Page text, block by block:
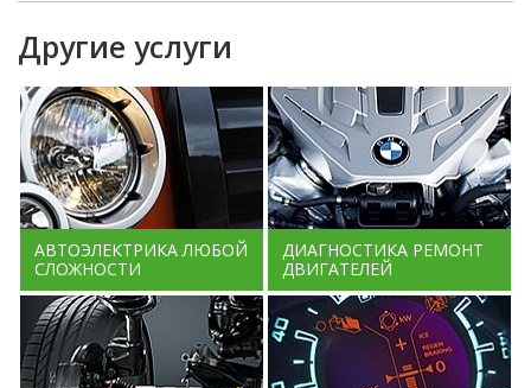
Другие услуги
АВТОЭЛЕКТРИКА ЛЮБОЙ
СЛОЖНОСТИ
ДИАГНОСТИКА РЕМОНТ
ДВИГАТЕЛЕЙ